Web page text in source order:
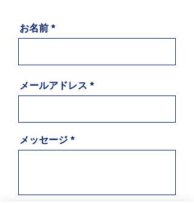
お名前
メールアドレス
メッセージ